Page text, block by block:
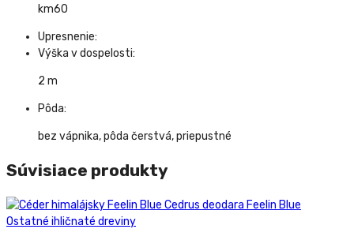
km60
Upresnenie:
Výška v dospelosti:
2 m
Pôda:
bez vápnika, pôda čerstvá, priepustné
Súvisiace produkty
Ostatné ihličnaté dreviny